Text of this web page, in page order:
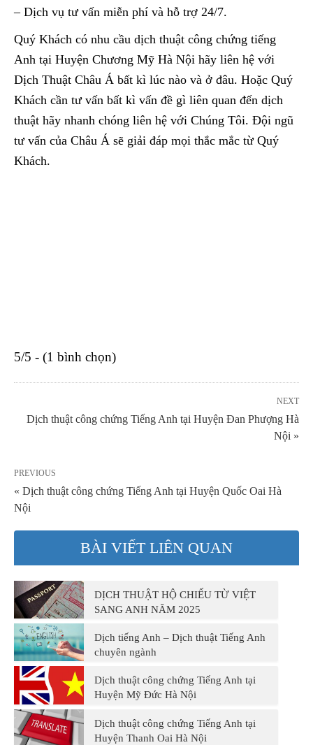
– Dịch vụ tư vấn miễn phí và hỗ trợ 24/7.
Quý Khách có nhu cầu dịch thuật công chứng tiếng
Anh tại Huyện Chương Mỹ Hà Nội hãy liên hệ với
Dịch Thuật Châu Á bất kì lúc nào và ở đâu. Hoặc Quý
Khách cần tư vấn bất kì vấn đề gì liên quan đến dịch
thuật hãy nhanh chóng liên hệ với Chúng Tôi. Đội ngũ
tư vấn của Châu Á sẽ giải đáp mọi thắc mắc từ Quý
Khách.
5/5 - (1 bình chọn)
NEXT
Dịch thuật công chứng Tiếng Anh tại Huyện Đan Phượng Hà
Nội »
PREVIOUS
« Dịch thuật công chứng Tiếng Anh tại Huyện Quốc Oai Hà
Nội
BÀI VIẾT LIÊN QUAN
DỊCH THUẬT HỘ CHIẾU TỪ VIỆT
SANG ANH NĂM 2025
Dịch tiếng Anh – Dịch thuật Tiếng Anh
chuyên ngành
Dịch thuật công chứng Tiếng Anh tại
Huyện Mỹ Đức Hà Nội
Dịch thuật công chứng Tiếng Anh tại
Huyện Thanh Oai Hà Nội